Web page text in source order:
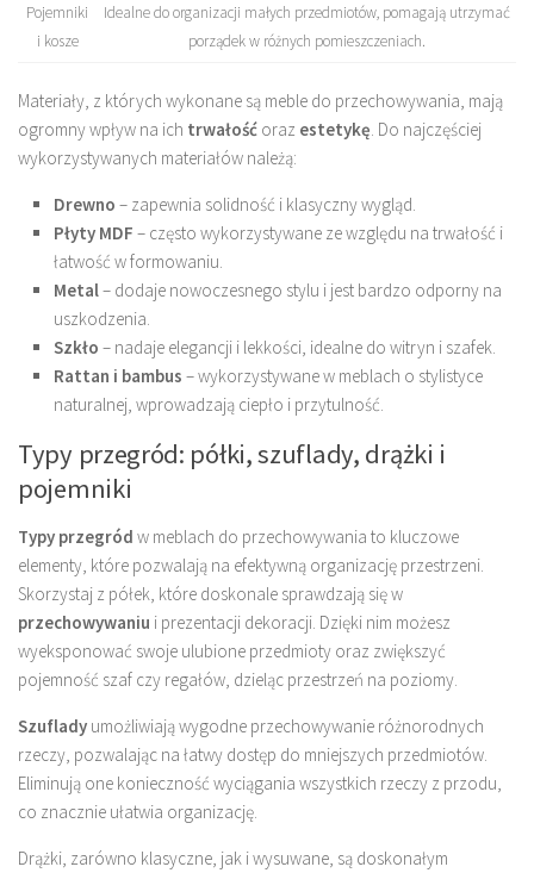
Pojemniki
i kosze
Idealne do organizacji małych przedmiotów, pomagają utrzymać
porządek w różnych pomieszczeniach.
Materiały, z których wykonane są meble do przechowywania, mają
ogromny wpływ na ich trwałość oraz estetykę . Do najczęściej
wykorzystywanych materiałów należą:
Drewno – zapewnia solidność i klasyczny wygląd.
Płyty MDF – często wykorzystywane ze względu na trwałość i
łatwość w formowaniu.
Metal– dodaje nowoczesnego stylu i jest bardzo odporny na
uszkodzenia.
Szkło – nadaje elegancji i lekkości, idealne do witryn i szafek.
Rattan i bambus – wykorzystywane w meblach o stylistyce
naturalnej, wprowadzają ciepło i przytulność.
Typy przegród: półki, szuflady, drążki i
pojemniki
Typy przegród w meblach do przechowywania to kluczowe
elementy, które pozwalają na efektywną organizację przestrzeni.
Skorzystaj z półek, które doskonale sprawdzają się w
przechowywaniu i prezentacji dekoracji. Dzięki nim możesz
wyeksponować swoje ulubione przedmioty oraz zwiększyć
pojemność szaf czy regałów, dzieląc przestrzeń na poziomy.
Szuflady umożliwiają wygodne przechowywanie różnorodnych
rzeczy, pozwalając na łatwy dostęp do mniejszych przedmiotów.
Eliminują one konieczność wyciągania wszystkich rzeczy z przodu,
co znacznie ułatwia organizację.
Drążki, zarówno klasyczne, jak i wysuwane, są doskonałym